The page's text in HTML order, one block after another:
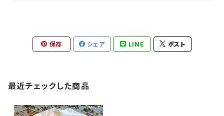
保存 シェア LINE ポスト
最近チェックした商品